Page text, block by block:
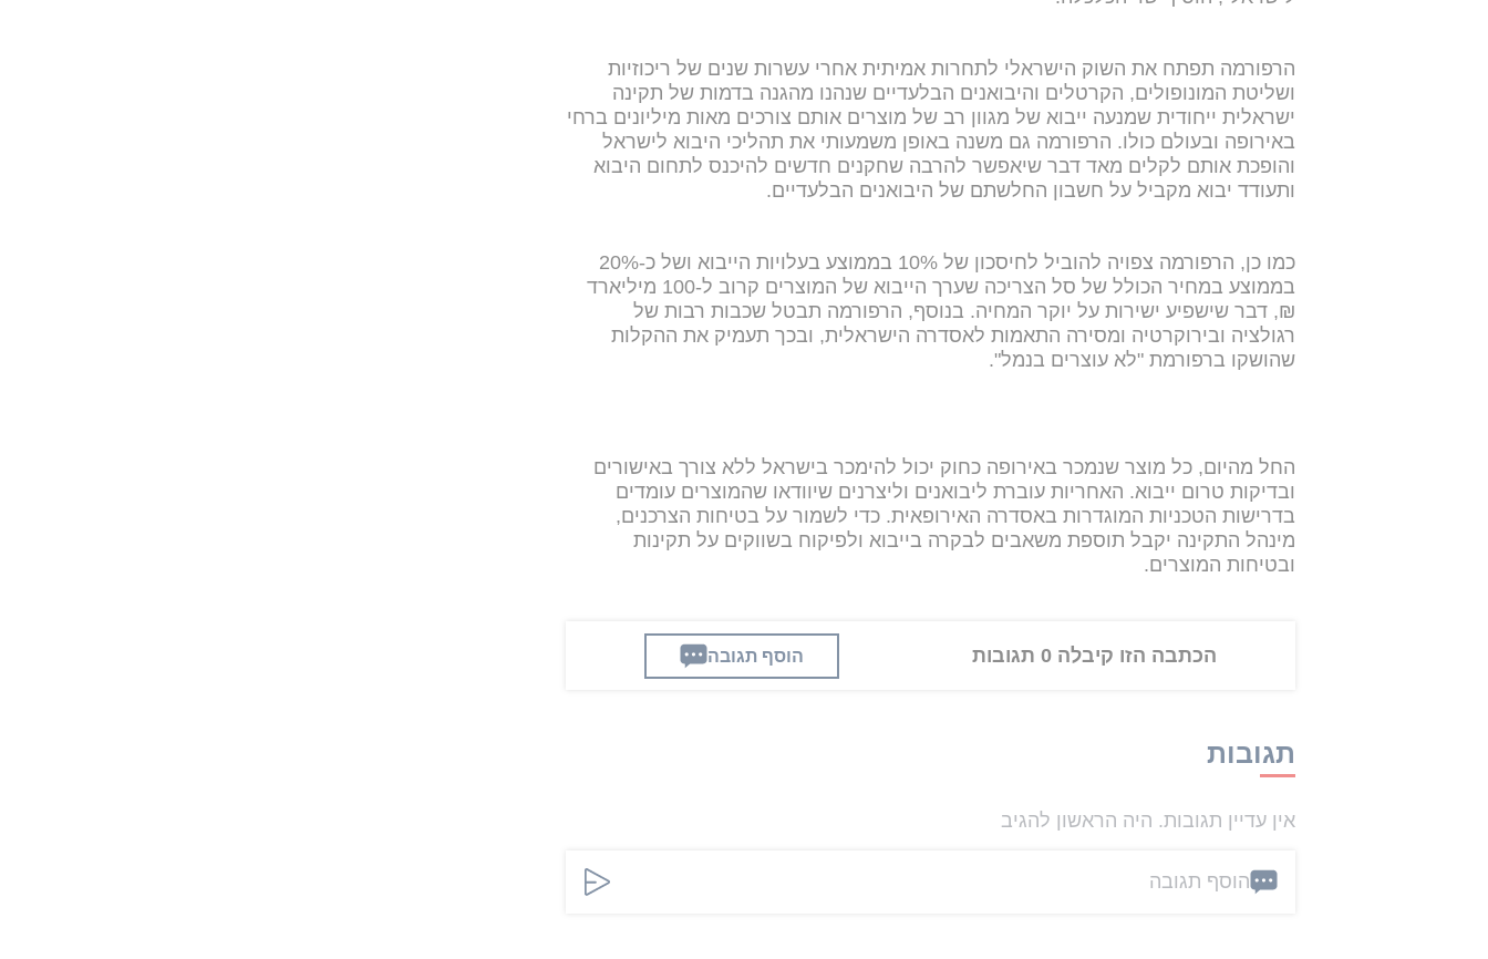
הרפורמה תפתח את השוק הישראלי לתחרות אמיתית אחרי עשרות שנים של ריכוזיות
ושליטת המונופולים, הקרטלים והיבואנים הבלעדיים שנהנו מהגנה בדמות של תקינה
ישראלית ייחודית שמנעה ייבוא של מגוון רב של מוצרים אותם צורכים מאות מיליונים ברחי
באירופה ובעולם כולו. הרפורמה גם משנה באופן משמעותי את תהליכי היבוא לישראל
והופכת אותם לקלים מאד דבר שיאפשר להרבה שחקנים חדשים להיכנס לתחום היבוא
ותעודד יבוא מקביל על חשבון החלשתם של היבואנים הבלעדיים.
כמו כן, הרפורמה צפויה להוביל לחיסכון של 10% בממוצע בעלויות הייבוא ושל כ-20%
בממוצע במחיר הכולל של סל הצריכה שערך הייבוא של המוצרים קרוב ל-100 מיליארד
₪, דבר שישפיע ישירות על יוקר המחיה. בנוסף, הרפורמה תבטל שכבות רבות של
רגולציה ובירוקרטיה ומסירה התאמות לאסדרה הישראלית, ובכך תעמיק את ההקלות
שהושקו ברפורמת "לא עוצרים בנמל".
החל מהיום, כל מוצר שנמכר באירופה כחוק יכול להימכר בישראל ללא צורך באישורים
ובדיקות טרום ייבוא. האחריות עוברת ליבואנים וליצרנים שיוודאו שהמוצרים עומדים
בדרישות הטכניות המוגדרות באסדרה האירופאית. כדי לשמור על בטיחות הצרכנים,
מינהל התקינה יקבל תוספת משאבים לבקרה בייבוא ולפיקוח בשווקים על תקינות
ובטיחות המוצרים.
הכתבה הזו קיבלה 0 תגובות הוסף תגובה
תגובות
אין עדיין תגובות. היה הראשון להגיב
הוסף תגובה